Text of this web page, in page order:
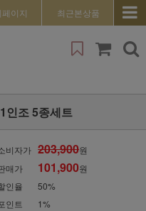
이지 최근본상품
인조 5종세트
비자가 203,900원
매가
101,900원
인율
50%
인트
1%